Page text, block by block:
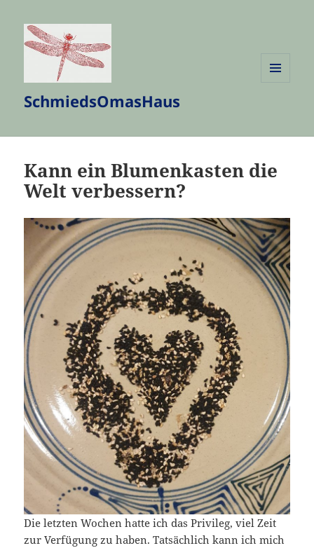
SchmiedsOmasHaus
Kann ein Blumenkasten die
Welt verbessern?
Die letzten Wochen hatte ich das Privileg, viel Zeit
zur Verfügung zu haben. Tatsächlich kann ich mich